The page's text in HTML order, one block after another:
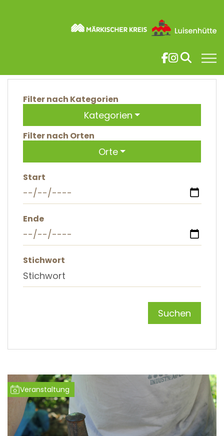
Veranstaltungen
Filter nach Kategorien
Kategorien
Filter nach Orten
Orte
Start
Ende
Stichwort
Veranstaltung